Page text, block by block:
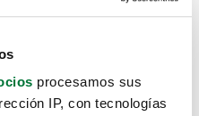
procesamos sus
IP, con tecnologías